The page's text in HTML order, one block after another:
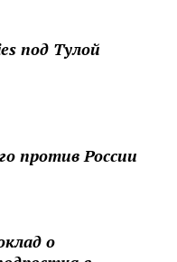
под Тулой
против России
о